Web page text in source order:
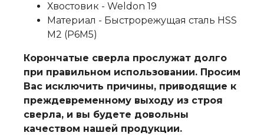
Хвостовик - Weldon 19
Материал - Быстрорежущая сталь HSS
M2 (Р6М5)
Корончатые сверла прослужат долго
при правильном использовании. Просим
Вас исключить причины, приводящие к
преждевременному выходу из строя
сверла, и вы будете довольны
качеством нашей продукции.